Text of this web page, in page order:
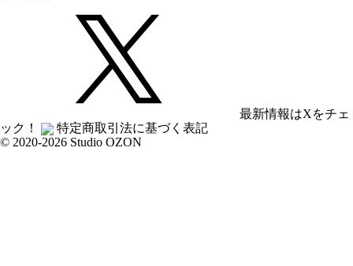
最新情報はXをチェ
ック！
特定商取引法に基づく表記
© 2020-2026 Studio OZON